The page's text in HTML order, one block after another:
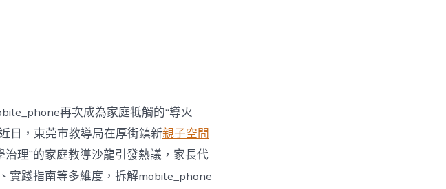
再次成為家庭牴觸的“導火
日，東莞市教導局在厚街鎮新親子空間
理”的家庭教導沙龍引發熱議，家長代
實踐指南等多維度，拆解mobile_phone